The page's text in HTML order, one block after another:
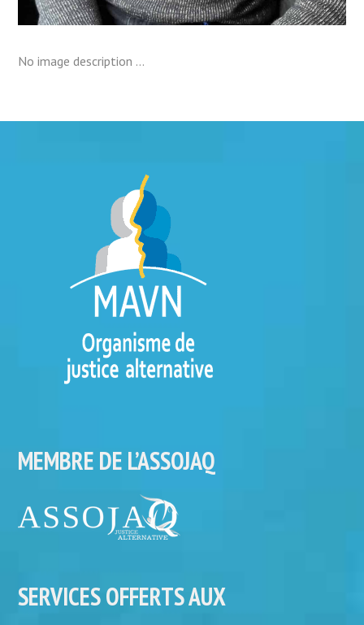
No image description ...
MEMBRE DE L’ASSOJAQ
SERVICES OFFERTS AUX